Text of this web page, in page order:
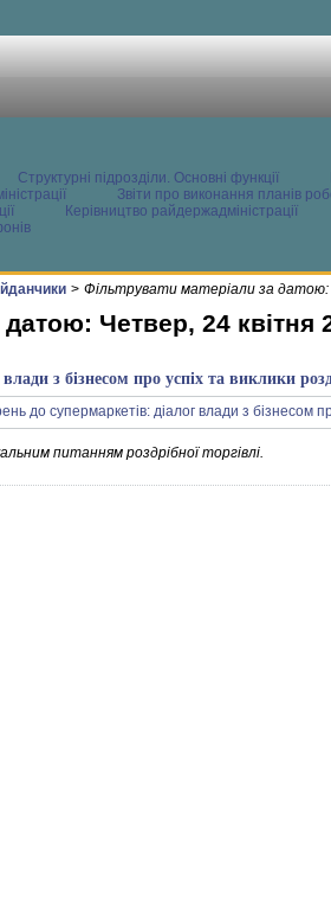
Структурні підрозділи. Основні функції
Звіти про виконання планів
Керівництво райдержадміністрації
> Фільтрувати матеріали за датою:
Четвер, 24 квітня
з бізнесом про успіх та виклики
питанням роздрібної торгівлі.